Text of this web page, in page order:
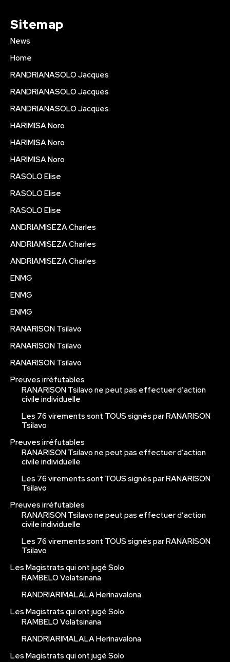
Sitemap
News
Home
RANDRIANASOLO Jacques
RANDRIANASOLO Jacques
RANDRIANASOLO Jacques
HARIMISA Noro
HARIMISA Noro
HARIMISA Noro
RASOLO Elise
RASOLO Elise
RASOLO Elise
ANDRIAMISEZA Charles
ANDRIAMISEZA Charles
ANDRIAMISEZA Charles
ENMG
ENMG
ENMG
RANARISON Tsilavo
RANARISON Tsilavo
RANARISON Tsilavo
Preuves irréfutables
RANARISON Tsilavo ne peut pas effectuer d’action
civile individuelle
Les 76 virements sont TOUS signés par RANARISON
Tsilavo
Preuves irréfutables
RANARISON Tsilavo ne peut pas effectuer d’action
civile individuelle
Les 76 virements sont TOUS signés par RANARISON
Tsilavo
Preuves irréfutables
RANARISON Tsilavo ne peut pas effectuer d’action
civile individuelle
Les 76 virements sont TOUS signés par RANARISON
Tsilavo
Les Magistrats qui ont jugé Solo
RAMBELO Volatsinana
RANDRIARIMALALA Herinavalona
Les Magistrats qui ont jugé Solo
RAMBELO Volatsinana
RANDRIARIMALALA Herinavalona
Les Magistrats qui ont jugé Solo